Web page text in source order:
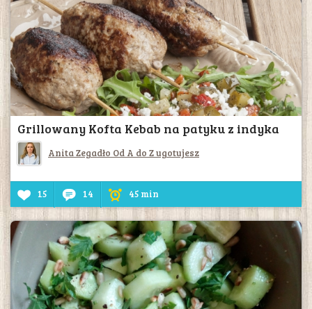
Grillowany Kofta Kebab na patyku z indyka
Anita Zegadło Od A do Z ugotujesz
15 14 45 min